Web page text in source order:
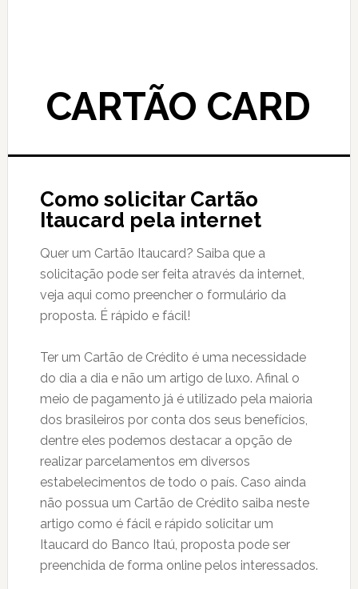
CARTÃO CARD
Como solicitar Cartão
Itaucard pela internet
Quer um Cartão Itaucard? Saiba que a
solicitação pode ser feita através da internet,
veja aqui como preencher o formulário da
proposta. É rápido e fácil!
Ter um Cartão de Crédito é uma necessidade
do dia a dia e não um artigo de luxo. Afinal o
meio de pagamento já é utilizado pela maioria
dos brasileiros por conta dos seus benefícios,
dentre eles podemos destacar a opção de
realizar parcelamentos em diversos
estabelecimentos de todo o país. Caso ainda
não possua um Cartão de Crédito saiba neste
artigo como é fácil e rápido solicitar um
Itaucard do Banco Itaú, proposta pode ser
preenchida de forma online pelos interessados.